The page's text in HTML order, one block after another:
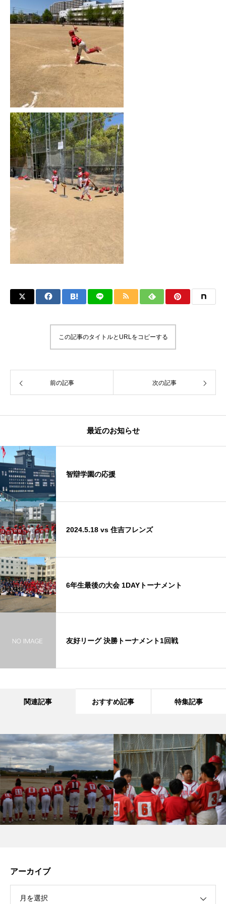
この記事のタイトルとURLをコピーする
前の記事 次の記事
最近のお知らせ
智辯学園の応援
2024.5.18 vs 住吉フレンズ
6年生最後の大会 1DAYトーナメント
友好リーグ 決勝トーナメント1回戦
関連記事 おすすめ記事 特集記事
アーカイブ
月を選択